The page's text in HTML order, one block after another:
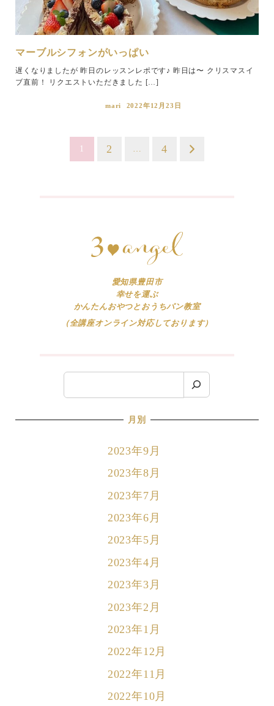
マーブルシフォンがいっぱい
遅くなりましたが 昨日のレッスンレポです♪ 昨日は〜 クリスマスイ
ブ直前！ リクエストいただきました […]
mari 2022年12月23日
1 2 4
愛知県豊田市
幸せを運ぶ
かんたんおやつとおうちパン教室
（全講座オンライン対応しております）
索
月別
2023年9月
2023年8月
2023年7月
2023年6月
2023年5月
2023年4月
2023年3月
2023年2月
2023年1月
2022年12月
2022年11月
2022年10月